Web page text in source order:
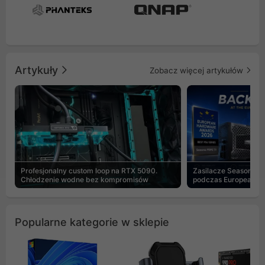
Artykuły Zobacz więcej artykułów
Profesjonalny custom loop na RTX 5090.
Chłodzenie wodne bez kompromisów
Zasilacze Seasonic
podczas European
Popularne kategorie w sklepie